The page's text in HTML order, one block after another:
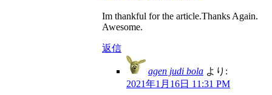
Im thankful for the article.Thanks Again.
Awesome.
返信
agen judi bola より:
2021年1月16日 11:31 PM